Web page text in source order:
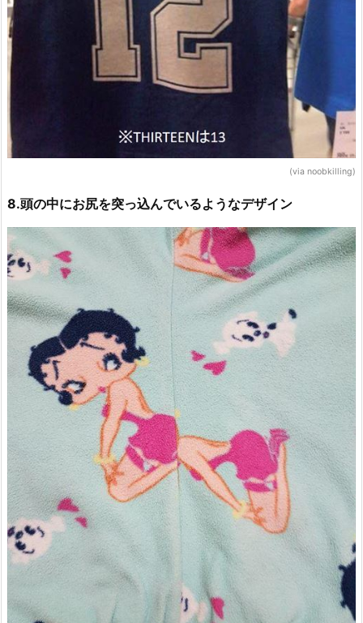
(via noobkilling)
8.頭の中にお尻を突っ込んでいるようなデザイン